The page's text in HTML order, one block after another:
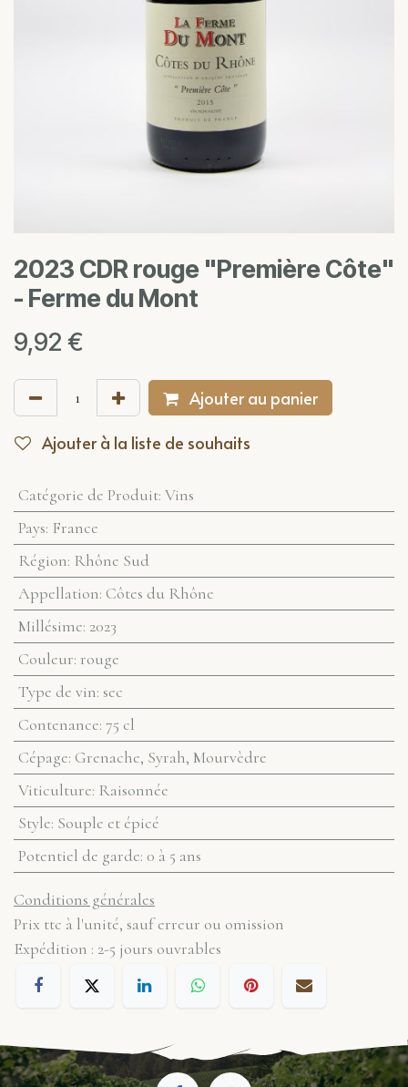
2023 CDR rouge "Première Côte"
- Ferme du Mont
9,92 €
Ajouter au panier
Ajouter à la liste de souhaits
Catégorie de Produit: Vins
Pays: France
Région: Rhône Sud
Appellation: Côtes du Rhône
Millésime: 2023
Couleur: rouge
Type de vin: sec
Contenance: 75 cl
Cépage: Grenache, Syrah, Mourvèdre
Viticulture: Raisonnée
Style: Souple et épicé
Potentiel de garde: 0 à 5 ans
Conditions générales
Prix ttc à l'unité, sauf erreur ou omission
Expédition : 2-5 jours ouvrables